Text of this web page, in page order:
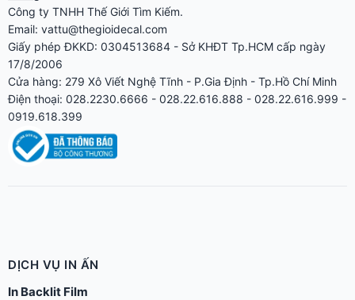
Công ty TNHH Thế Giới Tìm Kiếm.
Email: vattu@thegioidecal.com
Giấy phép ĐKKD: 0304513684 - Sở KHĐT Tp.HCM cấp ngày
17/8/2006
Cửa hàng: 279 Xô Viết Nghệ Tĩnh - P.Gia Định - Tp.Hồ Chí Minh
Điện thoại: 028.2230.6666 - 028.22.616.888 - 028.22.616.999 -
0919.618.399
DỊCH VỤ IN ẤN
In Backlit Film